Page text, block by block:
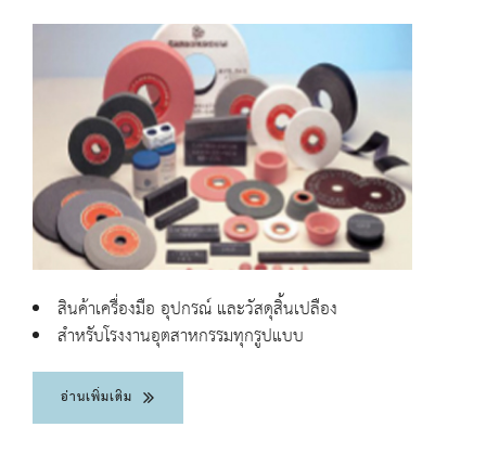
สินค้าเครื่องมือ อุปกรณ์ และวัสดุสิ้นเปลือง
สำหรับโรงงานอุตสาหกรรมทุกรูปแบบ
อ่านเพิ่มเติม